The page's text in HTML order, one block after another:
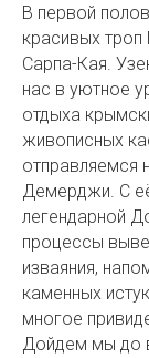
В первой
красивых
Сарпа-Кая.
нас в уютное
отдыха
живописных
отправляемся
Демерджи. С
легендарной
процессы
изваяния,
каменных
многое
Дойдем мы до